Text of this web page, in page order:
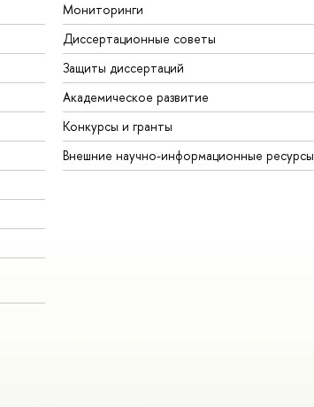
Мониторинги
Диссертационные советы
Защиты диссертаций
Академическое развитие
Конкурсы и гранты
Внешние научно-информационные ресурсы